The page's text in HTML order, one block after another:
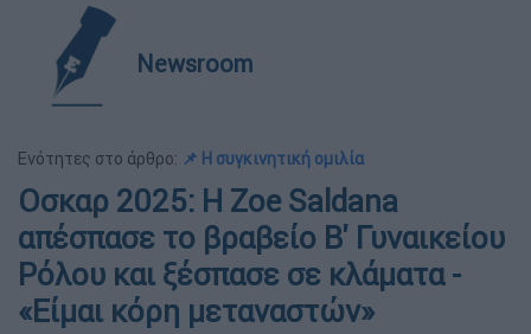
Newsroom
Ενότητες στο άρθρο: 📌 Η συγκινητική ομιλία
Οσκαρ 2025: Η Zoe Saldana
απέσπασε το βραβείο Β' Γυναικείου
Ρόλου και ξέσπασε σε κλάματα -
«Είμαι κόρη μεταναστών»